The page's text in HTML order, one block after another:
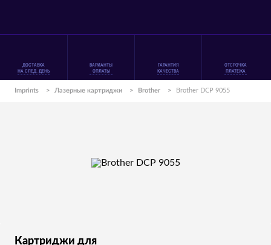
ДОСТАВКА
НА СЛЕД. ДЕНЬ
ВАРИАНТЫ
ОПЛАТЫ
ГАРАНТИЯ
КАЧЕСТВА
ОТСРОЧКА
ПЛАТЕЖА
Imprints > Лазерные картриджи > Brother > Brother DCP 9055
Картриджи для